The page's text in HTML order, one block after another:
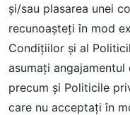
şi/sau plasarea unei
recunoaşteţi în mod
Condiţiilor şi al
asumaţi
precum şi Politicile
care nu acceptați în